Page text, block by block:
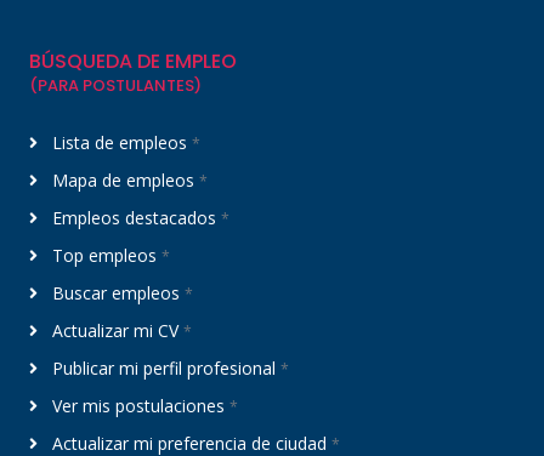
BÚSQUEDA DE EMPLEO
(PARA POSTULANTES)
Lista de empleos *
Mapa de empleos *
Empleos destacados *
Top empleos *
Buscar empleos *
Actualizar mi CV*
Publicar mi perfil profesional *
Ver mis postulaciones *
Actualizar mi preferencia de ciudad *